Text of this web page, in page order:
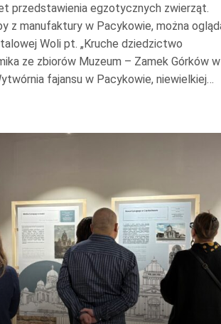
przedstawienia egzotycznych zwierząt.
z manufaktury w Pacykowie, można
Woli pt. „Kruche dziedzictwo
ze zbiorów Muzeum – Zamek Górków w
fajansu w Pacykowie, niewielkiej…